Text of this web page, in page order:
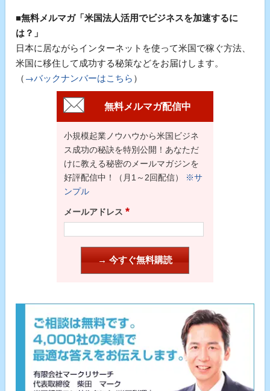
■無料メルマガ「米国法人活用でビジネスを加速するに
は？」
日本に居ながらインターネットを使って米国で稼ぐ方法、
米国に移住して成功する秘策などをお届けします。
（ →バックナンバーはこちら ）
無料メルマガ配信中
小規模起業ノウハウから米国ビジネ
ス成功の秘訣を特別公開！あなただ
けに教える秘密のメールマガジンを
好評配信中！（月1～2回配信）
※サ
ンプル
メールアドレス *